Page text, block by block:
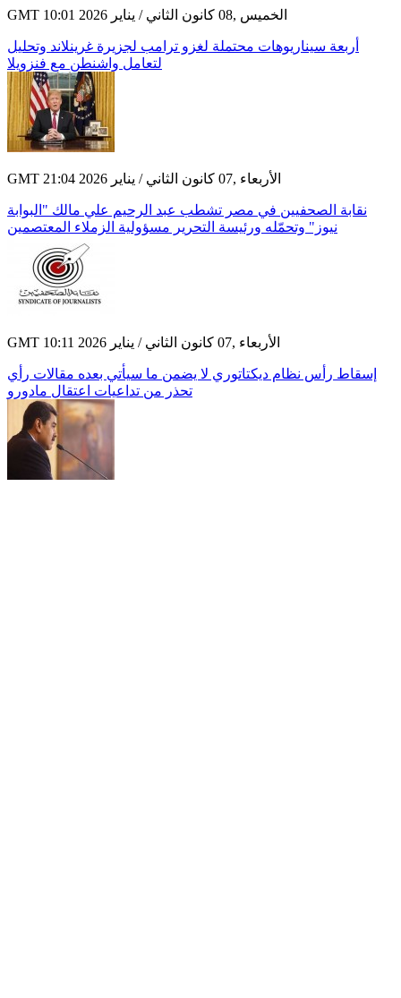
GMT 10:01 2026 الخميس ,08 كانون الثاني / يناير
أربعة سيناريوهات محتملة لغزو ترامب لجزيرة غرينلاند وتحليل
لتعامل واشنطن مع فنزويلا
GMT 21:04 2026 الأربعاء ,07 كانون الثاني / يناير
نقابة الصحفيين في مصر تشطب عبد الرحيم علي مالك "البوابة
نيوز" وتحمّله ورئيسة التحرير مسؤولية الزملاء المعتصمين
GMT 10:11 2026 الأربعاء ,07 كانون الثاني / يناير
إسقاط رأس نظام ديكتاتوري لا يضمن ما سيأتي بعده مقالات رأي
تحذر من تداعيات اعتقال مادورو